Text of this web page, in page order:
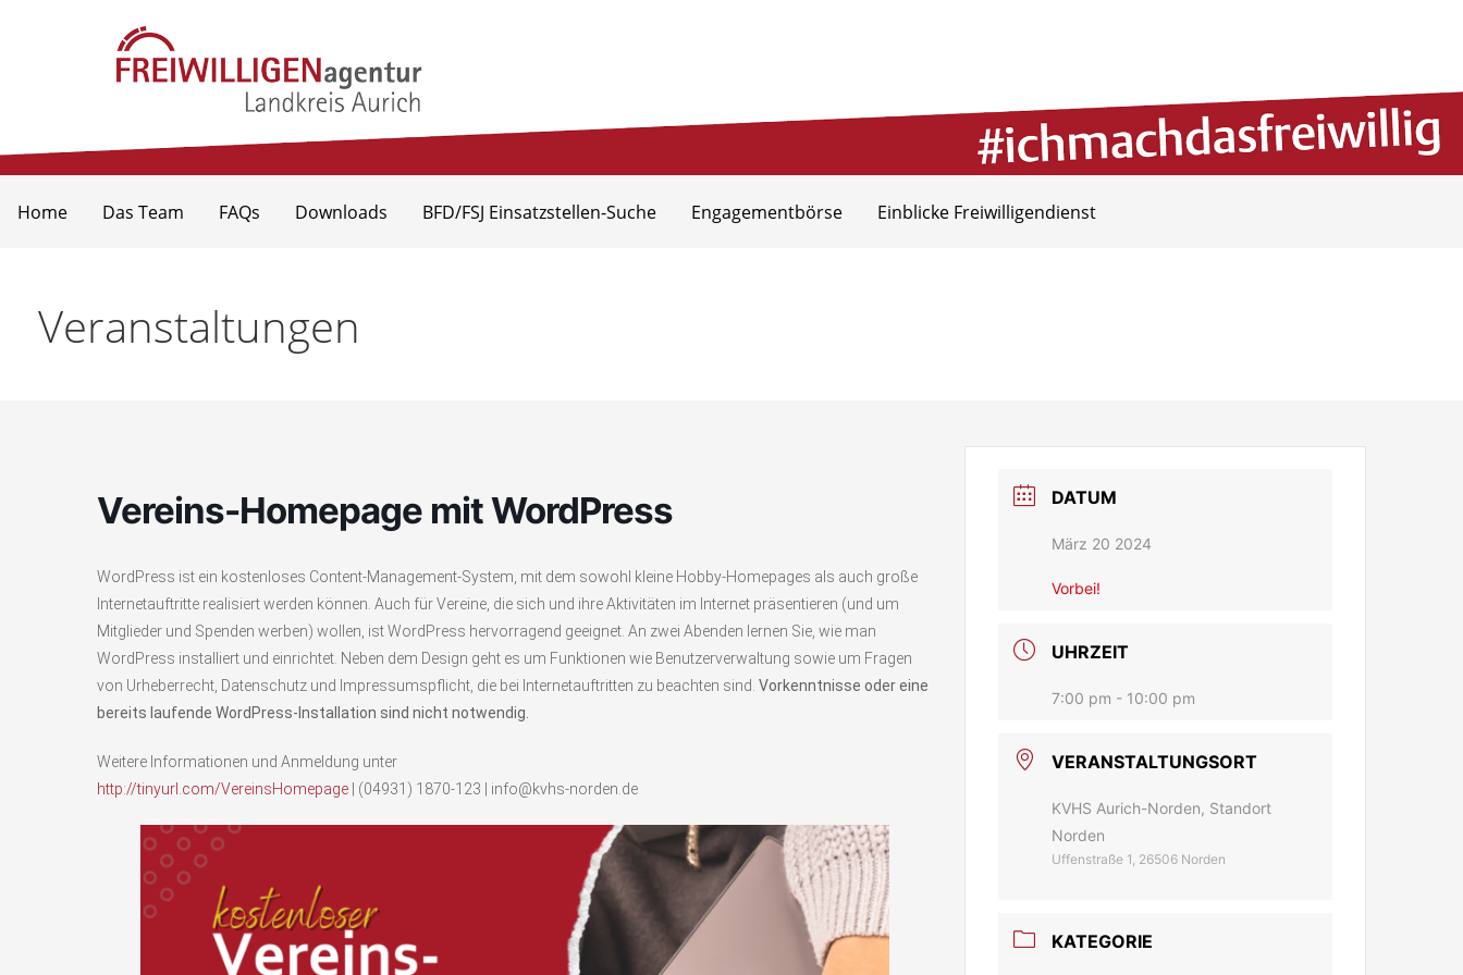
Freiwilligenagentur Landkreis Aurich
Home Das Team FAQs Downloads BFD/FSJ Einsatzstellen-Suche Engagementbörse Einblicke Freiwilligendienst
Veranstaltungen
Vereins-Homepage mit WordPress
WordPress ist ein kostenloses Content-Management-System, mit dem sowohl kleine Hobby-Homepages als auch große
Internetauftritte realisiert werden können. Auch für Vereine, die sich und ihre Aktivitäten im Internet präsentieren (und um
Mitglieder und Spenden werben) wollen, ist WordPress hervorragend geeignet. An zwei Abenden lernen Sie, wie man
WordPress installiert und einrichtet. Neben dem Design geht es um Funktionen wie Benutzerverwaltung sowie um Fragen
von Urheberrecht, Datenschutz und Impressumspflicht, die bei Internetauftritten zu beachten sind. Vorkenntnisse oder eine
bereits laufende WordPress-Installation sind nicht notwendig.
Weitere Informationen und Anmeldung unter
http://tinyurl.com/VereinsHomepage | (04931) 1870-123 | info@kvhs-norden.de
DATUM
März 20 2024
Vorbei!
UHRZEIT
7:00 pm - 10:00 pm
VERANSTALTUNGSORT
KVHS Aurich-Norden, Standort
Norden
Uffenstraße 1, 26506 Norden
KATEGORIE